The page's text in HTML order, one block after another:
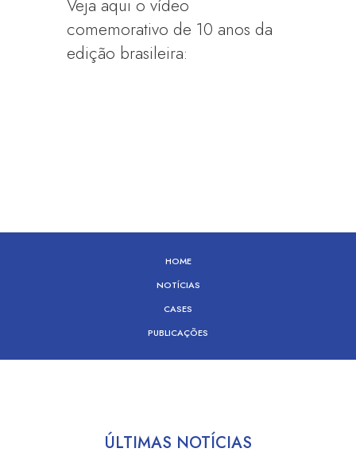
Veja aqui o vídeo
comemorativo de 10 anos da
edição brasileira:
HOME
NOTÍCIAS
CASES
PUBLICAÇÕES
ÚLTIMAS NOTÍCIAS